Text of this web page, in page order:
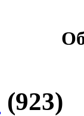
(923)